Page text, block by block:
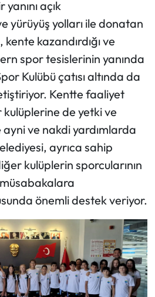
yanını açık
yürüyüş yolları ile donatan
kazandırdığı ve
spor tesislerinin yanında
Kulübü çatısı altında da
Kentte faaliyet
de yetki ve
ve nakdi yardımlarda
ayrıca sahip
kulüplerin sporcularının
önemli destek veriyor.